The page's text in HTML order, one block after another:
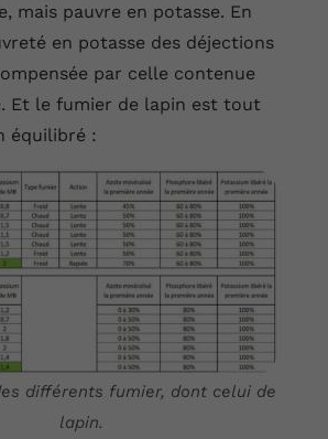
mais pauvre en potasse. En
en potasse des déjections
par celle contenue
Et le fumier de lapin est tout
équilibré :
différents fumier, dont celui de
lapin.